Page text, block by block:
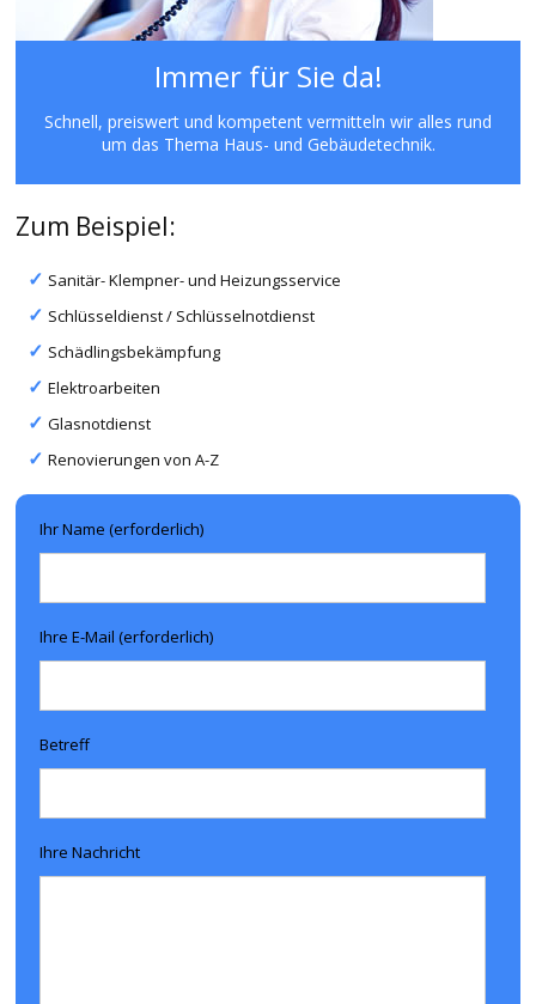
Immer für Sie da!
Schnell, preiswert und kompetent vermitteln wir alles rund
um das Thema Haus- und Gebäudetechnik.
Zum Beispiel:
Sanitär- Klempner- und Heizungsservice
Schlüsseldienst / Schlüsselnotdienst
Schädlingsbekämpfung
Elektroarbeiten
Glasnotdienst
Renovierungen von A-Z
Ihr Name (erforderlich)
Ihre E-Mail (erforderlich)
Betreff
Ihre Nachricht